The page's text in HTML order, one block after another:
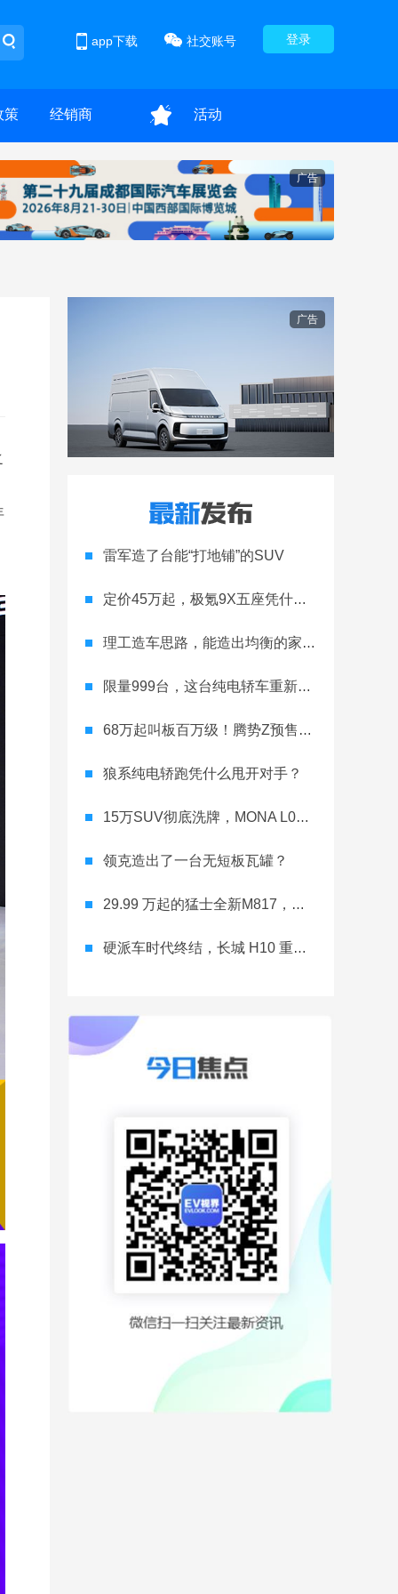
登录
社交账号
app下载
策 经销商 活动
广告
广告
雷军造了台能“打地铺”的SUV
定价45万起，极氪9X五座凭什么领跑高端
理工造车思路，能造出均衡的家用轿跑吗
限量999台，这台纯电轿车重新定义运动家用
68万起叫板百万级！腾势Z预售开启
狼系纯电轿跑凭什么甩开对手？
15万SUV彻底洗牌，MONA L03直接降维打击
领克造出了一台无短板瓦罐？
29.99 万起的猛士全新M817，从此越野不靠老司机
硬派车时代终结，长城 H10 重新洗牌